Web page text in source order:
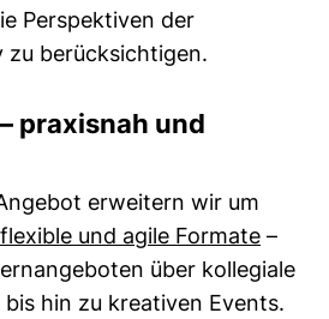
Perspektiven der
zu berücksichtigen.
praxisnah und
erweitern wir um
flexible und agile Formate –
über kollegiale
hin zu kreativen Events.